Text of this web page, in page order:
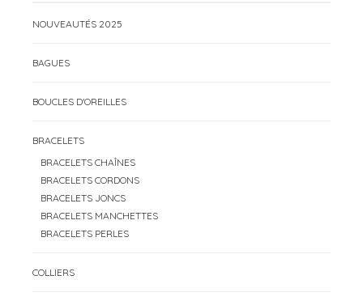
NOUVEAUTÉS 2025
BAGUES
BOUCLES D'OREILLES
BRACELETS
BRACELETS CHAÎNES
BRACELETS CORDONS
BRACELETS JONCS
BRACELETS MANCHETTES
BRACELETS PERLES
COLLIERS